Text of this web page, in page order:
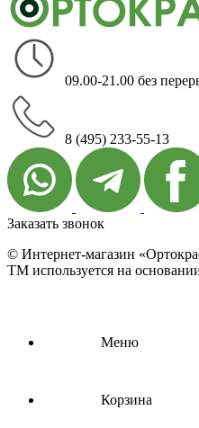
09.00-21.00 без
8 (495) 233-55-13
Заказать звонок
© Интернет-магазин
ТМ используется на
Меню
Корзина